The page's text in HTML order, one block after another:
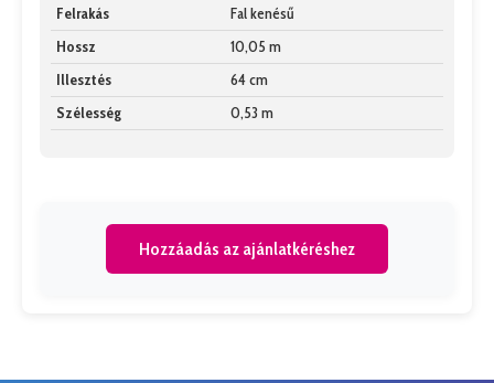
Felrakás
Fal kenésű
Hossz
10,05 m
Illesztés
64 cm
Szélesség
0,53 m
Hozzáadás az ajánlatkéréshez